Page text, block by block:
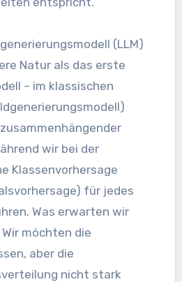
(LLM)
Natur als das erste
– im klassischen
wir bei der
Klassenvorhersage
für jedes
Was erwarten wir
möchten die
aber die
nicht stark